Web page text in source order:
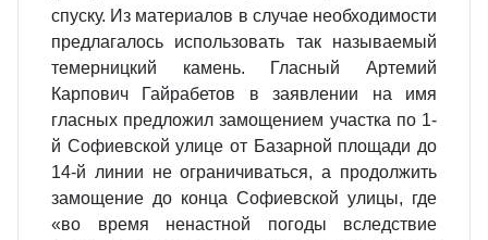
спуску. Из материалов в случае необходимости
предлагалось использовать так называемый
темерницкий камень. Гласный Артемий
Карпович Гайрабетов в заявлении на имя
гласных предложил замощением участка по 1-
й Софиевской улице от Базарной площади до
14-й линии не ограничиваться, а продолжить
замощение до конца Софиевской улицы, где
«во время ненастной погоды вследствие